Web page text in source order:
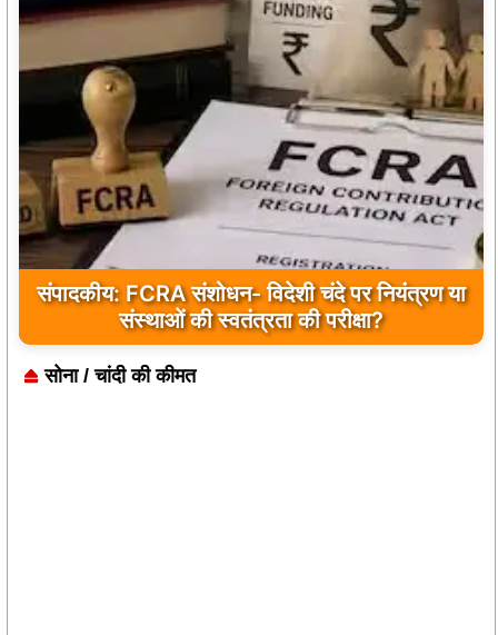
बांकीपुर में PK की बड़ी जीत, बीजेपी के किले में जनसुराज
की दस्तक
सोना / चांदी की कीमत